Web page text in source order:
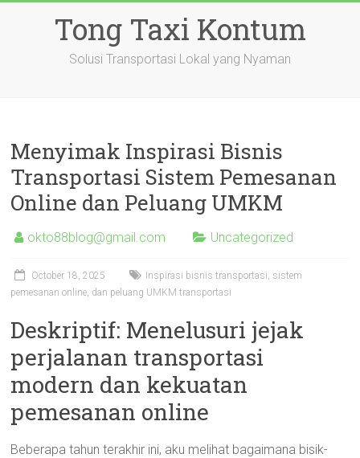
Tong Taxi Kontum
Solusi Transportasi Lokal yang Nyaman
Menyimak Inspirasi Bisnis
Transportasi Sistem Pemesanan
Online dan Peluang UMKM
okto88blog@gmail.com Uncategorized
October 18, 2025
Inspirasi bisnis transportasi, sistem
pemesanan online, dan peluang UMKM transportasi
Deskriptif: Menelusuri jejak
perjalanan transportasi
modern dan kekuatan
pemesanan online
Beberapa tahun terakhir ini, aku melihat bagaimana bisik-